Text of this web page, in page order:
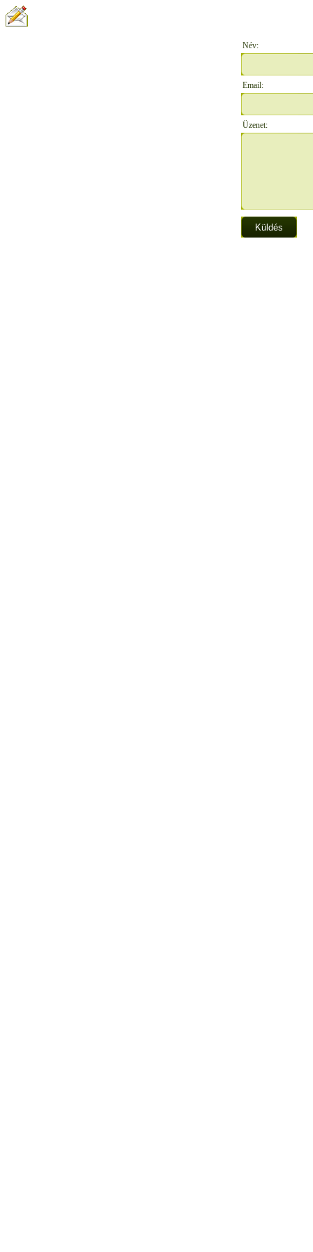
Név:
Email:
Üzenet: